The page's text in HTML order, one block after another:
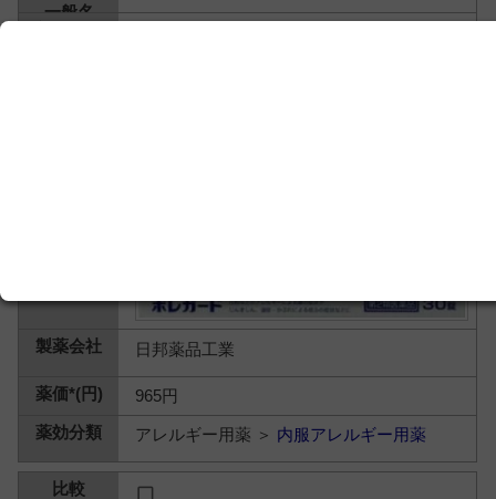
日邦薬品工業
965円
アレルギー用薬 ＞ 内服アレルギー用薬